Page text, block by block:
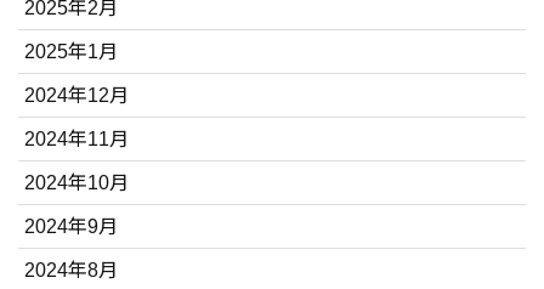
2025年2月
2025年1月
2024年12月
2024年11月
2024年10月
2024年9月
2024年8月